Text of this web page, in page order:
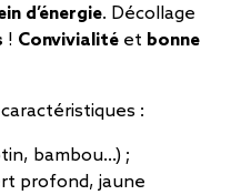
d’énergie. Décollage
! Convivialité et bonne
:
bambou…) ;
profond, jaune